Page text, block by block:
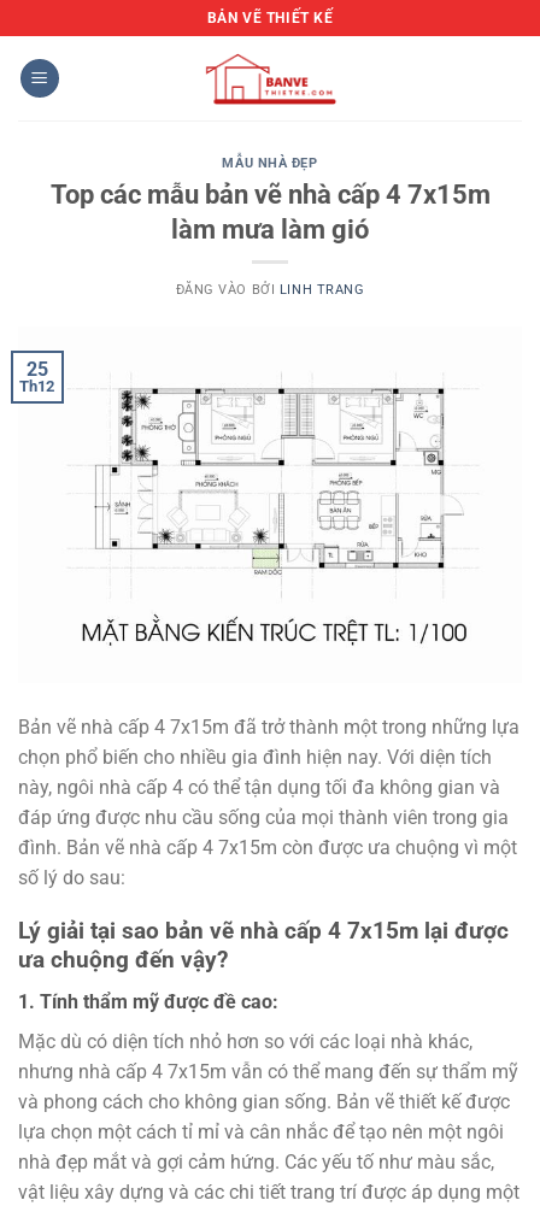
qua
nội
dung
BẢN VẼ THIẾT KẾ
MẪU NHÀ ĐẸP
Top các mẫu bản vẽ nhà cấp 4 7x15m
làm mưa làm gió
ĐĂNG VÀO BỞI LINH TRANG
25
Th12
Bản vẽ nhà cấp 4 7x15m đã trở thành một trong những lựa
chọn phổ biến cho nhiều gia đình hiện nay. Với diện tích
này, ngôi nhà cấp 4 có thể tận dụng tối đa không gian và
đáp ứng được nhu cầu sống của mọi thành viên trong gia
đình. Bản vẽ nhà cấp 4 7x15m còn được ưa chuộng vì một
số lý do sau:
Lý giải tại sao bản vẽ nhà cấp 4 7x15m lại được
ưa chuộng đến vậy?
1. Tính thẩm mỹ được đề cao:
Mặc dù có diện tích nhỏ hơn so với các loại nhà khác,
nhưng nhà cấp 4 7x15m vẫn có thể mang đến sự thẩm mỹ
và phong cách cho không gian sống. Bản vẽ thiết kế được
lựa chọn một cách tỉ mỉ và cân nhắc để tạo nên một ngôi
nhà đẹp mắt và gợi cảm hứng. Các yếu tố như màu sắc,
vật liệu xây dựng và các chi tiết trang trí được áp dụng một